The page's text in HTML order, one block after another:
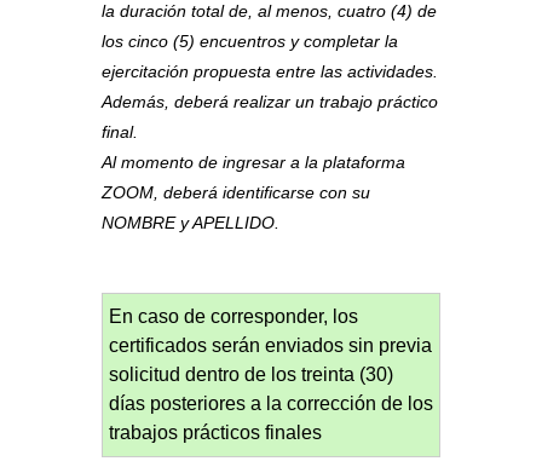
la duración total de, al menos, cuatro (4) de
los cinco (5) encuentros y completar la
ejercitación propuesta entre las actividades.
Además, deberá realizar un trabajo práctico
final.
Al momento de ingresar a la plataforma
ZOOM, deberá identificarse con su
NOMBRE y APELLIDO.
En caso de corresponder, los
certificados serán enviados sin previa
solicitud dentro de los treinta (30)
días posteriores a la corrección de los
trabajos prácticos finales